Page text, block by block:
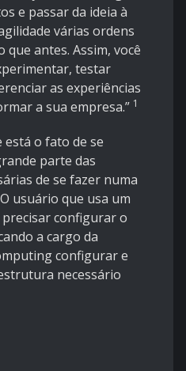
e passar da ideia à
várias ordens
antes. Assim, você
testar
as experiências
a sua empresa.” 1
está o fato de se
parte das
de se fazer numa
usuário que usa um
configurar o
a cargo da
configurar e
necessário